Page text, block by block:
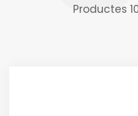
Productes